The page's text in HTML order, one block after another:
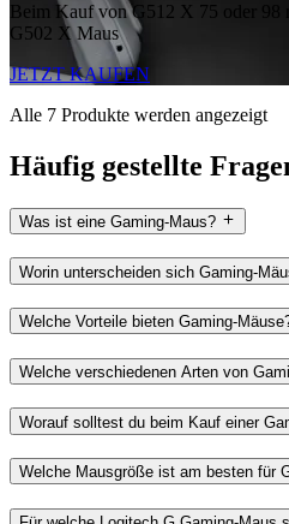
Beim Kauf von G512 X 75 oder 98
G502 X Maus
JETZT KAUFEN
Alle 7 Produkte werden angezeigt
Häufig gestellte
Was ist eine Gaming-Maus?
Worin unterscheiden sich Gaming-
Welche Vorteile bieten Gaming-
Welche verschiedenen Arten von
Worauf solltest du beim Kauf einer
Welche Mausgröße ist am besten für